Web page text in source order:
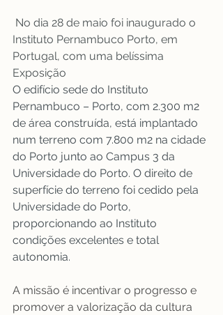
Instituto Pernambuco Porto, em
Portugal, com uma belíssima
Exposição
O edifício sede do Instituto
Pernambuco – Porto, com 2.300 m2
de área construída, está implantado
num terreno com 7.800 m2 na cidade
do Porto junto ao Campus 3 da
Universidade do Porto. O direito de
superfície do terreno foi cedido pela
Universidade do Porto,
proporcionando ao Instituto
condições excelentes e total
autonomia.
A missão é incentivar o progresso e
promover a valorização da cultura